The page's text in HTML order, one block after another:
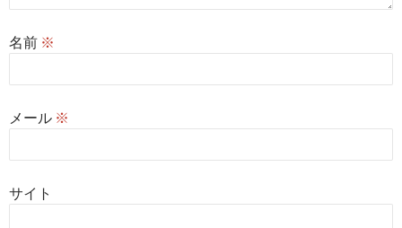
名前 ※
メール ※
サイト